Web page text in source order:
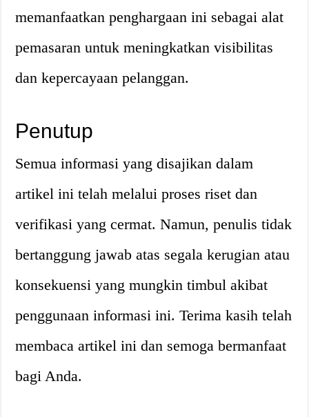
memanfaatkan penghargaan ini sebagai alat
pemasaran untuk meningkatkan visibilitas
dan kepercayaan pelanggan.
Penutup
Semua informasi yang disajikan dalam
artikel ini telah melalui proses riset dan
verifikasi yang cermat. Namun, penulis tidak
bertanggung jawab atas segala kerugian atau
konsekuensi yang mungkin timbul akibat
penggunaan informasi ini. Terima kasih telah
membaca artikel ini dan semoga bermanfaat
bagi Anda.